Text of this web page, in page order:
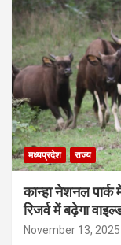
मध्यप्रदेश राज्य
कान्हा नेशनल
रिजर्व में बढ़ेगा
November 13, 2025